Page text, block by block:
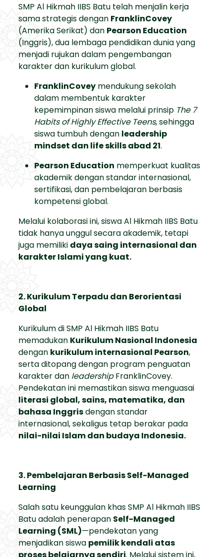
SMP Al Hikmah IIBS Batu telah menjalin kerja
sama strategis dengan FranklinCovey
(Amerika Serikat) dan Pearson Education
(Inggris), dua lembaga pendidikan dunia yang
menjadi rujukan dalam pengembangan
karakter dan kurikulum global.
FranklinCovey mendukung sekolah
dalam membentuk karakter
kepemimpinan siswa melalui prinsip The 7
Habits of Highly Effective Teens, sehingga
siswa tumbuh dengan leadership
mindset dan life skills abad 21.
Pearson Education memperkuat kualitas
akademik dengan standar internasional,
sertifikasi, dan pembelajaran berbasis
kompetensi global.
Melalui kolaborasi ini, siswa Al Hikmah IIBS Batu
tidak hanya unggul secara akademik, tetapi
juga memiliki daya saing internasional dan
karakter Islami yang kuat.
2. Kurikulum Terpadu dan Berorientasi
Global
Kurikulum di SMP Al Hikmah IIBS Batu
memadukan Kurikulum Nasional Indonesia
dengan kurikulum internasional Pearson,
serta ditopang dengan program penguatan
karakter dan leadershipFranklinCovey.
Pendekatan ini memastikan siswa menguasai
literasi global, sains, matematika, dan
bahasa Inggrisdengan standar
internasional, sekaligus tetap berakar pada
nilai-nilai Islam dan budaya Indonesia.
3. Pembelajaran Berbasis Self-Managed
Learning
Salah satu keunggulan khas SMP Al Hikmah IIBS
Batu adalah penerapan Self-Managed
Learning (SML)—pendekatan yang
menjadikan siswa pemilik kendali atas
proses belajarnya sendiri. Melalui sistem ini,